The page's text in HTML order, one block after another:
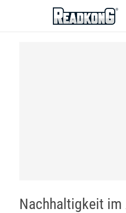
ReadkonG
Nachhaltigkeit im